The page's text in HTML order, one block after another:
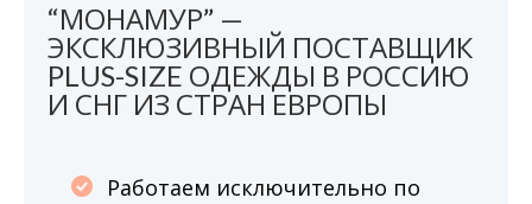
“МОНАМУР” —
ЭКСКЛЮЗИВНЫЙ ПОСТАВЩИК
PLUS-SIZE ОДЕЖДЫ В РОССИЮ
И СНГ ИЗ СТРАН ЕВРОПЫ
Работаем исключительно по